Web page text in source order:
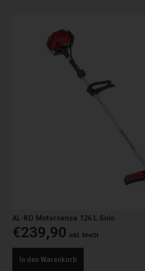
AL-KO Motorsense 126 L Solo
€239,90 inkl. MwSt
In den Warenkorb